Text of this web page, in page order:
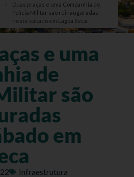
Duas praças e uma Companhia de
Polícia Militar são reinauguradas
neste sábado em Lagoa Seca
e uma
de
são
em
Infraestrutura